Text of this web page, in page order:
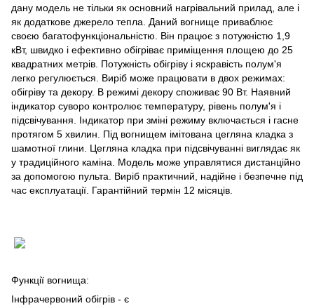
дану модель не тільки як основний нагрівальний прилад, але і
як додаткове джерело тепла. Даний вогнище приваблює
своєю багатофункціональністю. Він працює з потужністю 1,9
кВт, швидко і ефективно обігріває приміщення площею до 25
квадратних метрів. Потужність обігріву і яскравість полум'я
легко регулюється. Виріб може працювати в двох режимах:
обігріву та декору. В режимі декору споживає 90 Вт. Наявний
індикатор суворо контролює температуру, рівень полум'я і
підсвічування. Індикатор при зміні режиму включається і гасне
протягом 5 хвилин. Під вогнищем імітована цегляна кладка з
шамотної глини. Цегляна кладка при підсвічуванні виглядає як
у традиційного каміна. Модель може управлятися дистанційно
за допомогою пульта. Виріб практичний, надійне і безпечне під
час експлуатації. Гарантійний термін 12 місяців.
Функції вогнища:
Інфрачервоний обігрів - є